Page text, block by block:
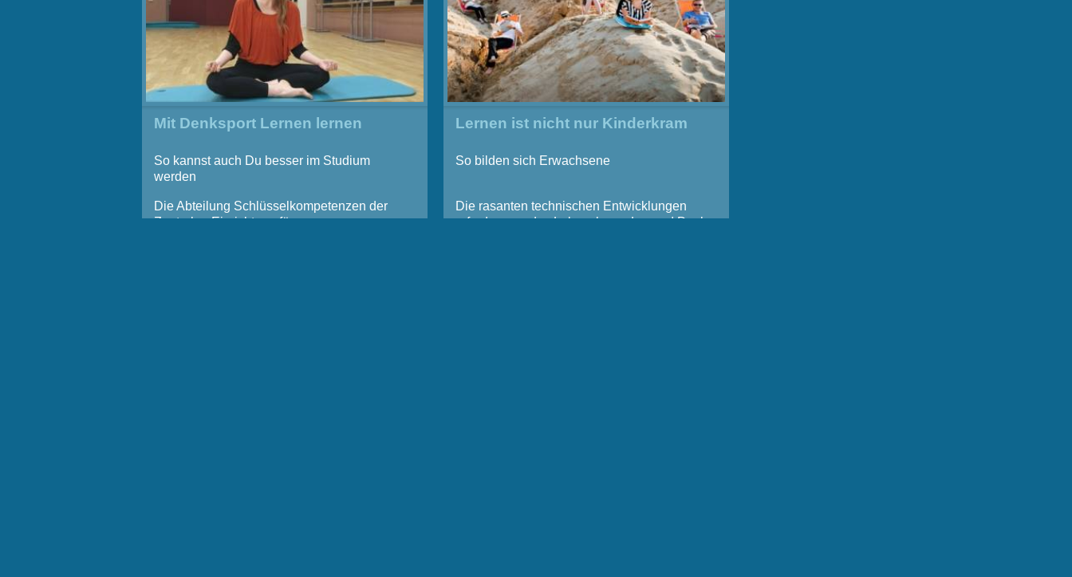
Mit Denksport Lernen lernen
So kannst auch Du besser im Studium
werden
Die Abteilung Schlüsselkompetenzen der
Zentralen Einrichtung für
Lernen ist nicht nur Kinderkram
So bilden sich Erwachsene
Die rasanten technischen Entwicklungen
erfordern es: das Lebenslange Lernen! Doch